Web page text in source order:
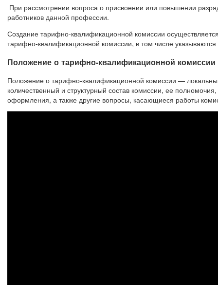
При рассмотрении вопроса о присвоении или повышении
работников данной профессии.
Создание тарифно-квалификационной комиссии
тарифно-квалификационной комиссии, в том числе указываются
Положение о тарифно-квалификационной комиссии
Положение о тарифно-квалификационной комиссии —
количественный и структурный состав комиссии, ее
оформления, а также другие вопросы, касающиеся работы